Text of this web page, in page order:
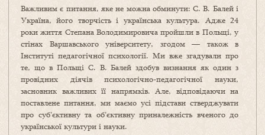
Важливим є питання, яке не можна обминути: С. В. Балей і
Україна, його творчість і українська культура. Адже 24
роки життя Степана Володимировича пройшли в Польщі, у
стінах Варшавського університету, згодом — також в
Інституті педагогічної психології. Ми вже згадували про
те, що в Польщі С. В. Балей здобув визнання як один з
провідних діячів психологічно-педагогічної науки,
засновник важливих її напрямків. Але, відповідаючи на
поставлене питання, ми маємо усі підстави стверджувати
про суб’єктивну та об’єктивну приналежність вченого до
української культури і науки.